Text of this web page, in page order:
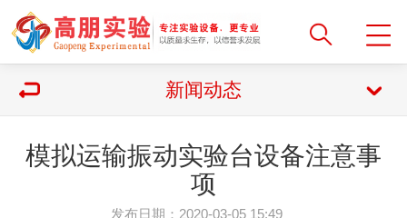
新闻动态
模拟运输振动实验台设备注意事
项
发布日期：2020-03-05 15:49